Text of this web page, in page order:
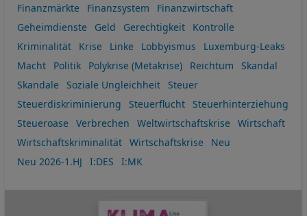
Finanzmärkte
Finanzsystem
Finanzwirtschaft
Geheimdienste
Geld Gerechtigkeit
Kontrolle
Kriminalität
Krise Linke Lobbyismus
Luxemburg-Leaks
Macht
Politik Polykrise (Metakrise) Reichtum
Skandal
Skandale
Soziale Ungleichheit
Steuer
Steuerdiskriminierung
Steuerflucht
Steuerhinterziehung
Steueroase
Verbrechen Weltwirtschaftskrise
Wirtschaft
Wirtschaftskriminalität
Wirtschaftskrise
Neu
Neu 2026-1.HJ
I:DES I:MK